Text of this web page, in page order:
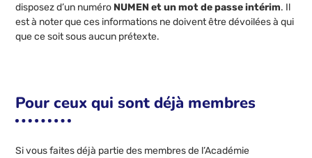
disposez d’un numéro NUMEN et un mot de passe intérim. Il
est à noter que ces informations ne doivent être dévoilées à qui
que ce soit sous aucun prétexte.
Pour ceux qui sont déjà membres
Si vous faites déjà partie des membres de l’Académie